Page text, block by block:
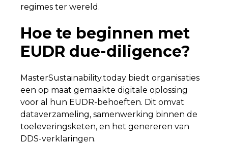
regimes ter wereld.
Hoe te beginnen met
EUDR due-diligence?
MasterSustainability.today biedt organisaties
een op maat gemaakte digitale oplossing
voor al hun EUDR-behoeften. Dit omvat
dataverzameling, samenwerking binnen de
toeleveringsketen, en het genereren van
DDS-verklaringen.